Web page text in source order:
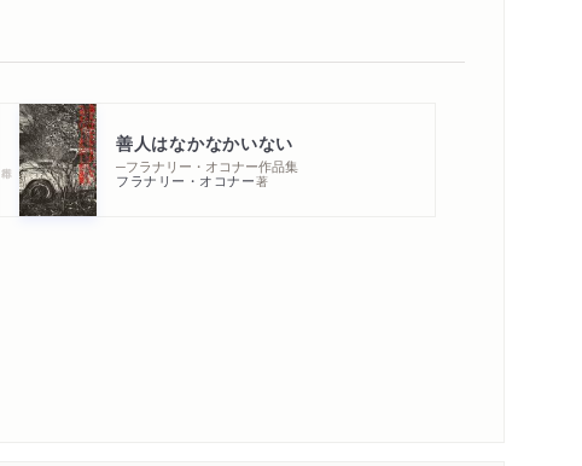
善人はなかなかいない
─フラナリー・オコナー作品集
フラナリー・オコナー著